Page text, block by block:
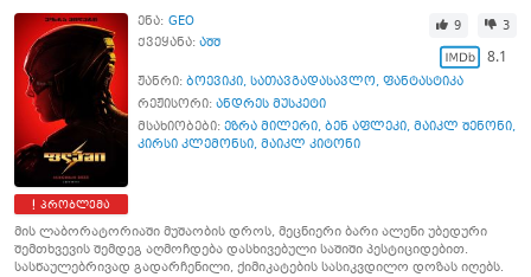
პრობლემა
ენა: GEO
ქვეყანა: აშშ
9 3
8.1
ჟანრი: ბოევიკი, სათავგადასავლო, ფანტასტიკა
რეჟისორი: ანდრეს მუსკეტი
მსახიობები: ეზრა მილერი, ბენ აფლეკი, მაიკლ შენონი,
კირსი კლემონსი, მაიკლ კიტონი
მის ლაბორატორიაში მუშაობის დროს, მეცნიერი ბარი ალენი უბედური
შემთხვევის შემდეგ აღმოჩდება დასხივებული საშიში პესტიციდებით.
სასწაულებრივად გადარჩენილი, ქიმიკატების სასიკვდილო დოზას იღებს.